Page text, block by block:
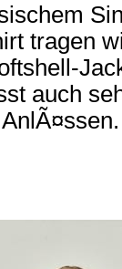
tragen
auch